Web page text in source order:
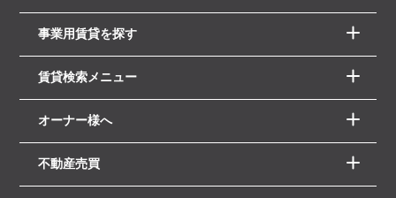
事業用賃貸を探す
賃貸検索メニュー
オーナー様へ
不動産売買